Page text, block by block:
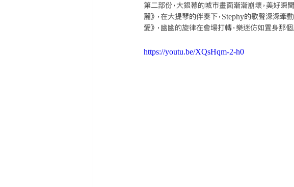
第二部份，大銀幕的城市畫面漸漸崩壞，美好瞬
麗》，在大提琴的伴奏下，Stephy的歌聲深深牽
愛》，幽幽的旋律在會場打轉，樂迷仿如置身那
https://youtu.be/XQsHqm-2-h0